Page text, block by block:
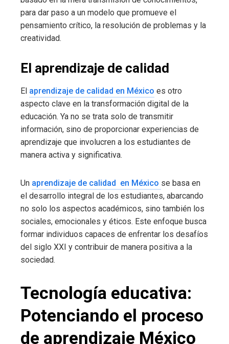
para dar paso a un modelo que promueve el
pensamiento crítico, la resolución de problemas y la
creatividad.
El aprendizaje de calidad
El aprendizaje de calidad en México es otro
aspecto clave en la transformación digital de la
educación. Ya no se trata solo de transmitir
información, sino de proporcionar experiencias de
aprendizaje que involucren a los estudiantes de
manera activa y significativa.
Un aprendizaje de calidad en México se basa en
el desarrollo integral de los estudiantes, abarcando
no solo los aspectos académicos, sino también los
sociales, emocionales y éticos. Este enfoque busca
formar individuos capaces de enfrentar los desafíos
del siglo XXI y contribuir de manera positiva a la
sociedad.
Tecnología educativa:
Potenciando el proceso
de aprendizaje México